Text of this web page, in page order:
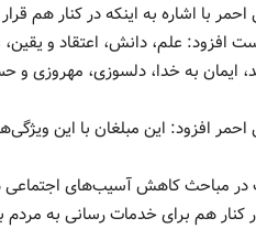
با اشاره به اینکه در کنار هم
افزود: علم، دانش، اعتقاد و
ایمان به خدا، دلسوزی،
افزود: این مبلغان با این
در مباحث کاهش آسیب‌های اجتماعی
کنار هم برای خدمات رسانی به